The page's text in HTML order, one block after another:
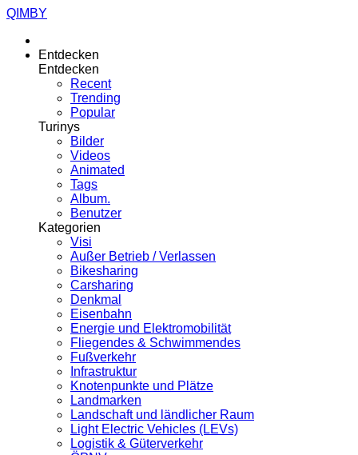
QIMBY
Entdecken
Entdecken
Recent
Trending
Popular
Turinys
Bilder
Videos
Animated
Tags
Album.
Benutzer
Kategorien
Visi
Außer Betrieb / Verlassen
Bikesharing
Carsharing
Denkmal
Eisenbahn
Energie und Elektromobilität
Fliegendes & Schwimmendes
Fußverkehr
Infrastruktur
Knotenpunkte und Plätze
Landmarken
Landschaft und ländlicher Raum
Light Electric Vehicles (LEVs)
Logistik & Güterverkehr